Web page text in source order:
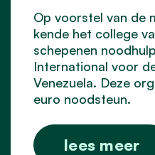
Op voorstel van de
kende het college
schepenen
International voor
Venezuela. Deze
euro noodsteun.
lees meer